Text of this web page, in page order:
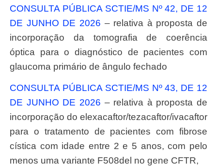
CONSULTA PÚBLICA SCTIE/MS Nº 42, DE 12
DE JUNHO DE 2026 – relativa à proposta de
incorporação da tomografia de coerência
óptica para o diagnóstico de pacientes com
glaucoma primário de ângulo fechado
CONSULTA PÚBLICA SCTIE/MS Nº 43, DE 12
DE JUNHO DE 2026 – relativa à proposta de
incorporação do elexacaftor/tezacaftor/ivacaftor
para o tratamento de pacientes com fibrose
cística com idade entre 2 e 5 anos, com pelo
menos uma variante F508del no gene CFTR,